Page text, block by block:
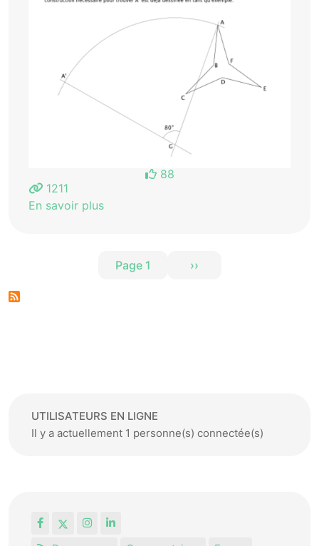
88
1211
En savoir plus
Page 1 ››
UTILISATEURS EN LIGNE
Il y a actuellement 1 personne(s) connectée(s)
FacebookInstagram
LinkedIn